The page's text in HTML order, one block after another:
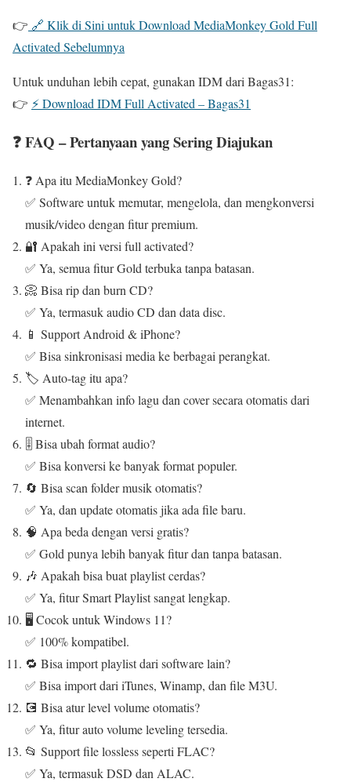
👉 🔗 Klik di Sini untuk Download MediaMonkey Gold Full
Activated Sebelumnya
Untuk unduhan lebih cepat, gunakan IDM dari Bagas31:
👉 ⚡ Download IDM Full Activated – Bagas31
❓ FAQ – Pertanyaan yang Sering Diajukan
❓ Apa itu MediaMonkey Gold?
✅ Software untuk memutar, mengelola, dan mengkonversi
musik/video dengan fitur premium.
🔐 Apakah ini versi full activated?
✅ Ya, semua fitur Gold terbuka tanpa batasan.
📀 Bisa rip dan burn CD?
✅ Ya, termasuk audio CD dan data disc.
📱 Support Android & iPhone?
✅ Bisa sinkronisasi media ke berbagai perangkat.
🏷️ Auto-tag itu apa?
✅ Menambahkan info lagu dan cover secara otomatis dari
internet.
🎚️ Bisa ubah format audio?
✅ Bisa konversi ke banyak format populer.
🔄 Bisa scan folder musik otomatis?
✅ Ya, dan update otomatis jika ada file baru.
🧠 Apa beda dengan versi gratis?
✅ Gold punya lebih banyak fitur dan tanpa batasan.
🎶 Apakah bisa buat playlist cerdas?
✅ Ya, fitur Smart Playlist sangat lengkap.
🖥️ Cocok untuk Windows 11?
✅ 100% kompatibel.
🔁 Bisa import playlist dari software lain?
✅ Bisa import dari iTunes, Winamp, dan file M3U.
💽 Bisa atur level volume otomatis?
✅ Ya, fitur auto volume leveling tersedia.
📂 Support file lossless seperti FLAC?
✅ Ya, termasuk DSD dan ALAC.